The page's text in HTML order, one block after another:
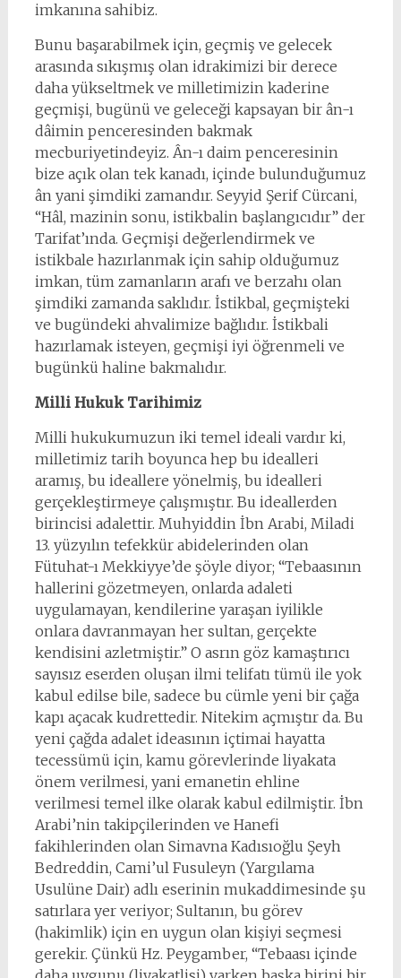
imkanına sahibiz.
Bunu başarabilmek için, geçmiş ve gelecek
arasında sıkışmış olan idrakimizi bir derece
daha yükseltmek ve milletimizin kaderine
geçmişi, bugünü ve geleceği kapsayan bir ân-ı
dâimin penceresinden bakmak
mecburiyetindeyiz. Ân-ı daim penceresinin
bize açık olan tek kanadı, içinde bulunduğumuz
ân yani şimdiki zamandır. Seyyid Şerif Cürcani,
“Hâl, mazinin sonu, istikbalin başlangıcıdır” der
Tarifat’ında. Geçmişi değerlendirmek ve
istikbale hazırlanmak için sahip olduğumuz
imkan, tüm zamanların arafı ve berzahı olan
şimdiki zamanda saklıdır. İstikbal, geçmişteki
ve bugündeki ahvalimize bağlıdır. İstikbali
hazırlamak isteyen, geçmişi iyi öğrenmeli ve
bugünkü haline bakmalıdır.
Milli Hukuk Tarihimiz
Milli hukukumuzun iki temel ideali vardır ki,
milletimiz tarih boyunca hep bu idealleri
aramış, bu ideallere yönelmiş, bu idealleri
gerçekleştirmeye çalışmıştır. Bu ideallerden
birincisi adalettir. Muhyiddin İbn Arabi, Miladi
13. yüzyılın tefekkür abidelerinden olan
Fütuhat-ı Mekkiyye’de şöyle diyor; “Tebaasının
hallerini gözetmeyen, onlarda adaleti
uygulamayan, kendilerine yaraşan iyilikle
onlara davranmayan her sultan, gerçekte
kendisini azletmiştir.” O asrın göz kamaştırıcı
sayısız eserden oluşan ilmi telifatı tümü ile yok
kabul edilse bile, sadece bu cümle yeni bir çağa
kapı açacak kudrettedir. Nitekim açmıştır da. Bu
yeni çağda adalet ideasının içtimai hayatta
tecessümü için, kamu görevlerinde liyakata
önem verilmesi, yani emanetin ehline
verilmesi temel ilke olarak kabul edilmiştir. İbn
Arabi’nin takipçilerinden ve Hanefi
fakihlerinden olan Simavna Kadısıoğlu Şeyh
Bedreddin, Cami’ul Fusuleyn (Yargılama
Usulüne Dair) adlı eserinin mukaddimesinde şu
satırlara yer veriyor; Sultanın, bu görev
(hakimlik) için en uygun olan kişiyi seçmesi
gerekir. Çünkü Hz. Peygamber, “Tebaası içinde